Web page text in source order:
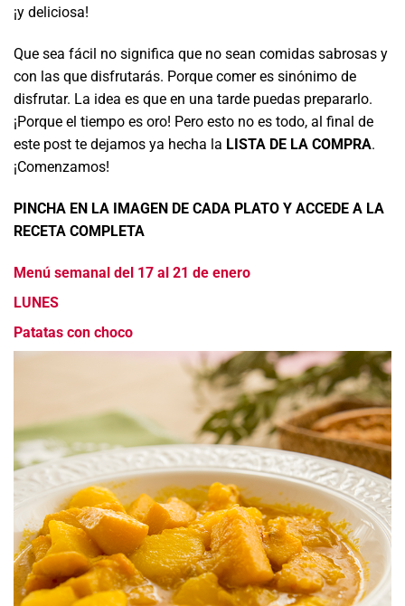
¡y deliciosa!
Que sea fácil no significa que no sean comidas sabrosas y
con las que disfrutarás. Porque comer es sinónimo de
disfrutar. La idea es que en una tarde puedas prepararlo.
¡Porque el tiempo es oro! Pero esto no es todo, al final de
este post te dejamos ya hecha la LISTA DE LA COMPRA.
¡Comenzamos!
PINCHA EN LA IMAGEN DE CADA PLATO Y ACCEDE A LA
RECETA COMPLETA
Menú semanal del 17 al 21 de enero
LUNES
Patatas con choco